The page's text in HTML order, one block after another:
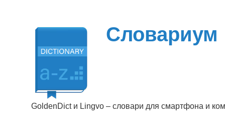
Словариум
GoldenDict и Lingvo – словари для смартфона и